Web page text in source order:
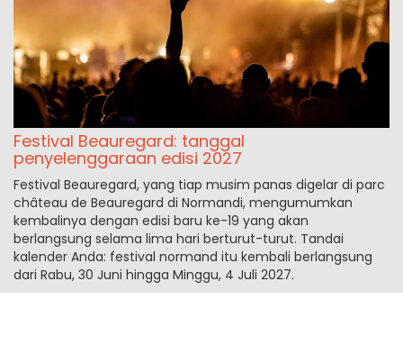
Festival Beauregard: tanggal
penyelenggaraan edisi 2027
Festival Beauregard, yang tiap musim panas digelar di parc
château de Beauregard di Normandi, mengumumkan
kembalinya dengan edisi baru ke-19 yang akan
berlangsung selama lima hari berturut-turut. Tandai
kalender Anda: festival normand itu kembali berlangsung
dari Rabu, 30 Juni hingga Minggu, 4 Juli 2027.